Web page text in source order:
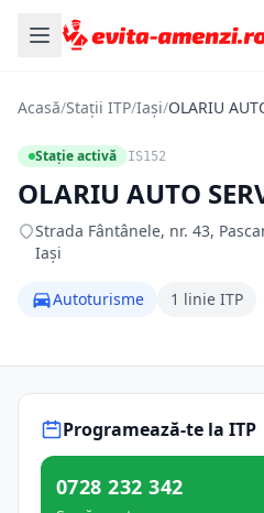
Acasă/Stații ITP/Iași/OLARIU
Stație activă IS152
OLARIU AUTO
Strada Fântânele, nr. 43,
Iași
Autoturisme 1 linie ITP
Programează-te la ITP
0728 232 342